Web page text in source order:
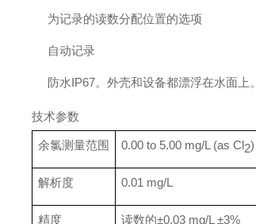
为记录的读数分配位置的选项
自动记录
防水IP67。外壳和设备都漂浮在水面上。
技术参数
余氯测量范围 0.00 to 5.00 mg/L (as Cl2)
解析度 0.01 mg/L
精度 读数的±0.03 mg/L ±3%